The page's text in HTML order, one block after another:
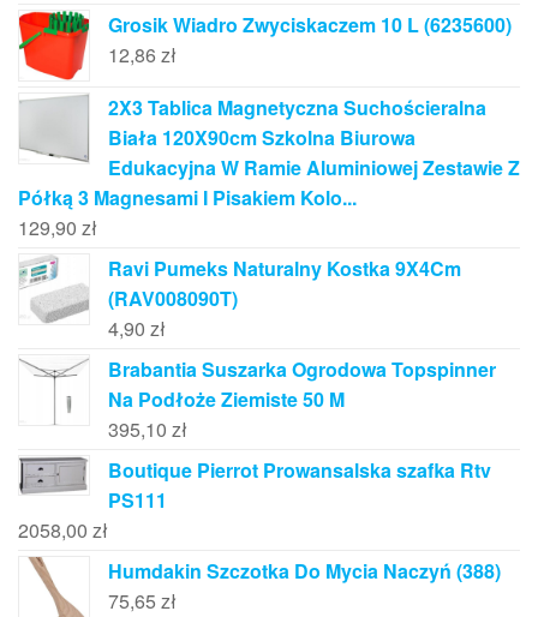
Grosik Wiadro Zwyciskaczem 10 L (6235600)
12,86 zł
2X3 Tablica Magnetyczna Suchościeralna
Biała 120X90cm Szkolna Biurowa
Edukacyjna W Ramie Aluminiowej Zestawie Z
Półką 3 Magnesami I Pisakiem Kolo...
129,90 zł
Ravi Pumeks Naturalny Kostka 9X4Cm
(RAV008090T)
4,90 zł
Brabantia Suszarka Ogrodowa Topspinner
Na Podłoże Ziemiste 50 M
395,10 zł
Boutique Pierrot Prowansalska szafka Rtv
PS111
2058,00 zł
Humdakin Szczotka Do Mycia Naczyń (388)
75,65 zł